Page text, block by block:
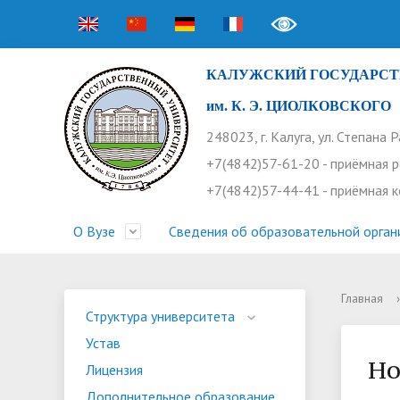
КАЛУЖСКИЙ
им. К. Э. ЦИОЛКОВСКОГО
248023, г. Калуга, ул. Степана
+7(4842)57-61-20 - приёмная
+7(4842)57-44-41 - приёмная
О Вузе
Устав
Профсоюз работников
Бассейн
Сведения об образовательной
Прием 2026. Ординатура
Оплата
Профком студентов
Конференции
Научные труды КГУ
Часто
Структура университета
Устав
Лицензия
Дополнительное образование
Главная ›